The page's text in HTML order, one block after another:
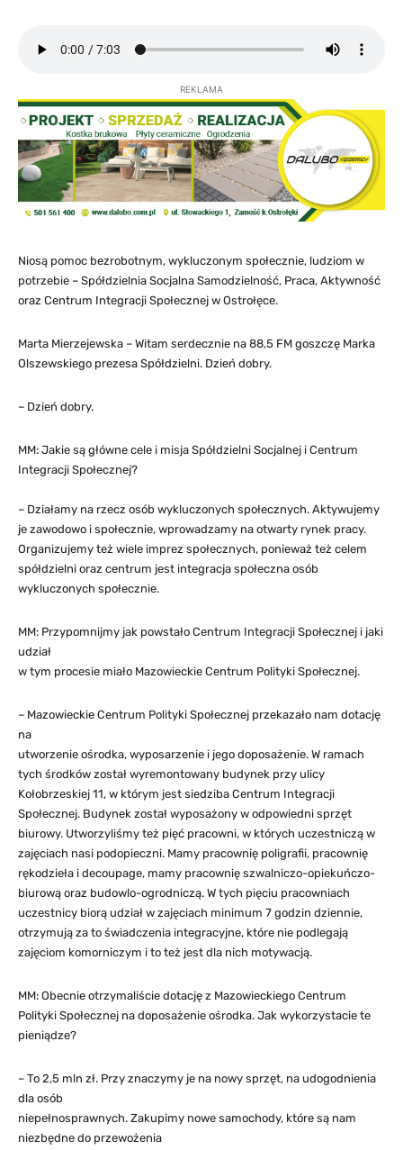
REKLAMA
Niosą pomoc bezrobotnym, wykluczonym społecznie, ludziom w
potrzebie – Spółdzielnia Socjalna Samodzielność, Praca, Aktywność
oraz Centrum Integracji Społecznej w Ostrołęce.
Marta Mierzejewska – Witam serdecznie na 88,5 FM goszczę Marka
Olszewskiego prezesa Spółdzielni. Dzień dobry.
– Dzień dobry.
MM: Jakie są główne cele i misja Spółdzielni Socjalnej i Centrum
Integracji Społecznej?
– Działamy na rzecz osób wykluczonych społecznych. Aktywujemy
je zawodowo i społecznie, wprowadzamy na otwarty rynek pracy.
Organizujemy też wiele imprez społecznych, ponieważ też celem
spółdzielni oraz centrum jest integracja społeczna osób
wykluczonych społecznie.
MM: Przypomnijmy jak powstało Centrum Integracji Społecznej i jaki
udział
w tym procesie miało Mazowieckie Centrum Polityki Społecznej.
– Mazowieckie Centrum Polityki Społecznej przekazało nam dotację
na
utworzenie ośrodka, wyposarzenie i jego doposażenie. W ramach
tych środków został wyremontowany budynek przy ulicy
Kołobrzeskiej 11, w którym jest siedziba Centrum Integracji
Społecznej. Budynek został wyposażony w odpowiedni sprzęt
biurowy. Utworzyliśmy też pięć pracowni, w których uczestniczą w
zajęciach nasi podopieczni. Mamy pracownię poligrafii, pracownię
rękodzieła i decoupage, mamy pracownię szwalniczo-opiekuńczo-
biurową oraz budowlo-ogrodniczą. W tych pięciu pracowniach
uczestnicy biorą udział w zajęciach minimum 7 godzin dziennie,
otrzymują za to świadczenia integracyjne, które nie podlegają
zajęciom komorniczym i to też jest dla nich motywacją.
MM: Obecnie otrzymaliście dotację z Mazowieckiego Centrum
Polityki Społecznej na doposażenie ośrodka. Jak wykorzystacie te
pieniądze?
– To 2,5 mln zł. Przy znaczymy je na nowy sprzęt, na udogodnienia
dla osób
niepełnosprawnych. Zakupimy nowe samochody, które są nam
niezbędne do przewożenia